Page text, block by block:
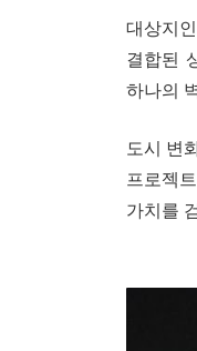
대상지
결합된
하나의
도시 변
프로젝
가치를